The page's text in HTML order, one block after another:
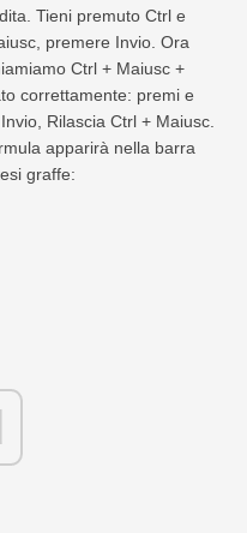
Tieni premuto Ctrl e
premere Invio. Ora
Ctrl + Maiusc +
correttamente: premi e
Rilascia Ctrl + Maiusc.
apparirà nella barra
graffe: